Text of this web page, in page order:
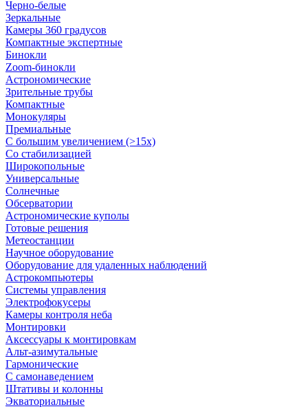
Черно-белые
Зеркальные
Камеры 360 градусов
Компактные экспертные
Бинокли
Zoom-бинокли
Астрономические
Зрительные трубы
Компактные
Монокуляры
Премиальные
С большим увеличением (>15x)
Со стабилизацией
Широкопольные
Универсальные
Солнечные
Обсерватории
Астрономические куполы
Готовые решения
Метеостанции
Научное оборудование
Оборудование для удаленных наблюдений
Астрокомпьютеры
Системы управления
Электрофокусеры
Камеры контроля неба
Монтировки
Аксессуары к монтировкам
Альт-азимутальные
Гармонические
С самонаведением
Штативы и колонны
Экваториальные